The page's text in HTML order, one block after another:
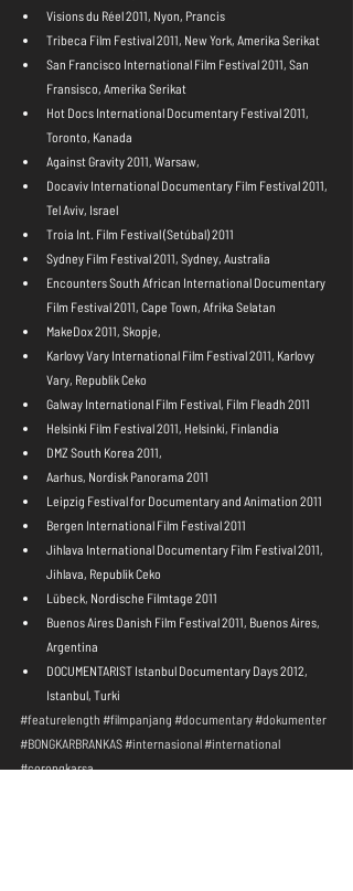
Visions du Réel 2011, Nyon, Prancis
Tribeca Film Festival 2011, New York, Amerika Serikat
San Francisco International Film Festival 2011, San
Fransisco, Amerika Serikat
Hot Docs International Documentary Festival 2011,
Toronto, Kanada
Against Gravity 2011, Warsaw,
Docaviv International Documentary Film Festival 2011,
Tel Aviv, Israel
Troia Int. Film Festival (Setúbal) 2011
Sydney Film Festival 2011, Sydney, Australia
Encounters South African International Documentary
Film Festival 2011, Cape Town, Afrika Selatan
MakeDox 2011, Skopje,
Karlovy Vary International Film Festival 2011, Karlovy
Vary, Republik Ceko
Galway International Film Festival, Film Fleadh 2011
Helsinki Film Festival 2011, Helsinki, Finlandia
DMZ South Korea 2011,
Aarhus, Nordisk Panorama 2011
Leipzig Festival for Documentary and Animation 2011
Bergen International Film Festival 2011
Jihlava International Documentary Film Festival 2011,
Jihlava, Republik Ceko
Lübeck, Nordische Filmtage 2011
Buenos Aires Danish Film Festival 2011, Buenos Aires,
Argentina
DOCUMENTARIST Istanbul Documentary Days 2012,
Istanbul, Turki
#featurelength #filmpanjang #documentary#dokumenter
#BONGKARBRANKAS#internasional#international
#corongkarsa